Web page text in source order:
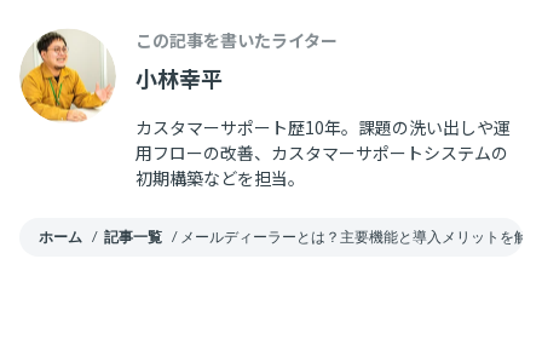
この記事を書いたライター
小林幸平
カスタマーサポート歴10年。課題の洗い出しや運
用フローの改善、カスタマーサポートシステムの
初期構築などを担当。
ホーム / 記事一覧 / メールディーラーとは？主要機能と導入メリットを解説